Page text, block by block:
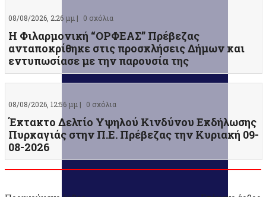
08/08/2026, 2:26 μμ | 0 σχόλια
Η Φιλαρμονική “ΟΡΦΕΑΣ” Πρέβεζας
ανταποκρίθηκε στις προσκλήσεις Δήμων και
εντυπωσίασε με την παρουσία της
08/08/2026, 12:56 μμ | 0 σχόλια
Έκτακτο Δελτίο Υψηλού Κινδύνου Εκδήλωσης
Πυρκαγιάς στην Π.Ε. Πρέβεζας την Κυριακή 09-
08-2026